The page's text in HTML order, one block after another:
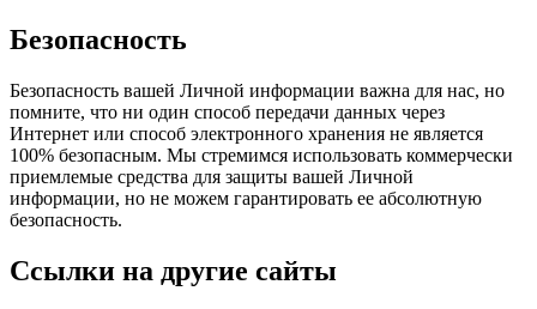
Безопасность
Безопасность вашей Личной информации важна для нас, но
помните, что ни один способ передачи данных через
Интернет или способ электронного хранения не является
100% безопасным. Мы стремимся использовать коммерчески
приемлемые средства для защиты вашей Личной
информации, но не можем гарантировать ее абсолютную
безопасность.
Ссылки на другие сайты